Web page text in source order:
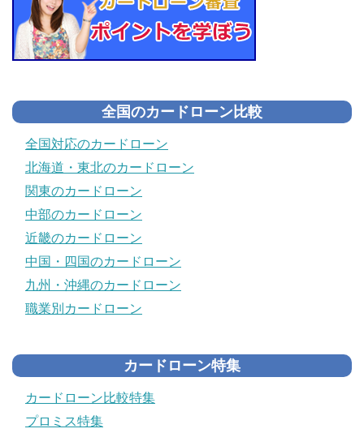
全国のカードローン比較
全国対応のカードローン
北海道・東北のカードローン
関東のカードローン
中部のカードローン
近畿のカードローン
中国・四国のカードローン
九州・沖縄のカードローン
職業別カードローン
カードローン特集
カードローン比較特集
プロミス特集